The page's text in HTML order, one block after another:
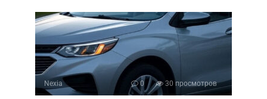
Nexia 0 30 просмотров